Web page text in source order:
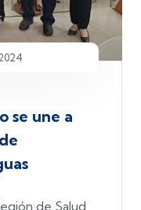
se une a
de Salud